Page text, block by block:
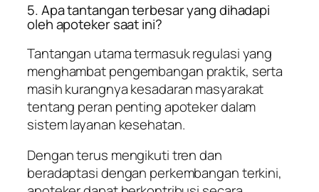
5. Apa tantangan terbesar yang dihadapi
oleh apoteker saat ini?
Tantangan utama termasuk regulasi yang
menghambat pengembangan praktik, serta
masih kurangnya kesadaran masyarakat
tentang peran penting apoteker dalam
sistem layanan kesehatan.
Dengan terus mengikuti tren dan
beradaptasi dengan perkembangan terkini,